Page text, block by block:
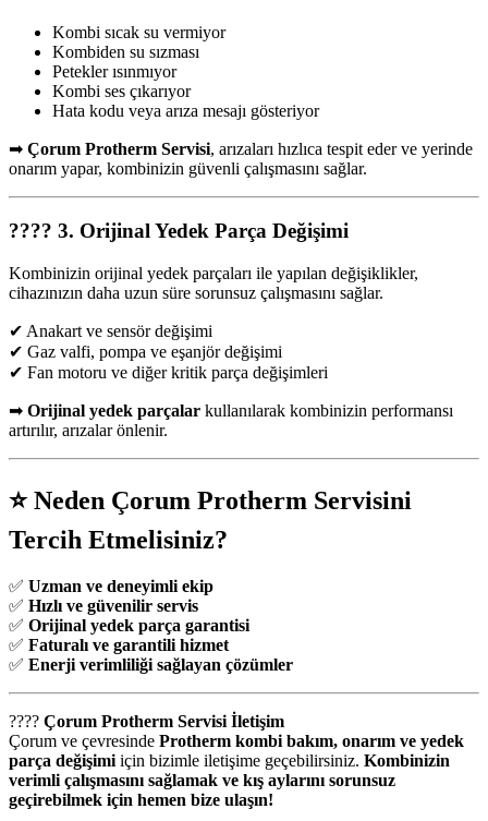
Kombi sıcak su vermiyor
Kombiden su sızması
Petekler ısınmıyor
Kombi ses çıkarıyor
Hata kodu veya arıza mesajı gösteriyor
➡ Çorum Protherm Servisi, arızaları hızlıca tespit eder ve yerinde
onarım yapar, kombinizin güvenli çalışmasını sağlar.
???? 3. Orijinal Yedek Parça Değişimi
Kombinizin orijinal yedek parçaları ile yapılan değişiklikler,
cihazınızın daha uzun süre sorunsuz çalışmasını sağlar.
✔ Anakart ve sensör değişimi
✔ Gaz valfi, pompa ve eşanjör değişimi
✔ Fan motoru ve diğer kritik parça değişimleri
➡ Orijinal yedek parçalar kullanılarak kombinizin performansı
artırılır, arızalar önlenir.
⭐Neden Çorum Protherm Servisini
Tercih Etmelisiniz?
✅ Uzman ve deneyimli ekip
✅ Hızlı ve güvenilir servis
✅ Orijinal yedek parça garantisi
✅ Faturalı ve garantili hizmet
✅ Enerji verimliliği sağlayan çözümler
???? Çorum Protherm Servisi İletişim
Çorum ve çevresinde Protherm kombi bakım, onarım ve yedek
parça değişimi için bizimle iletişime geçebilirsiniz. Kombinizin
verimli çalışmasını sağlamak ve kış aylarını sorunsuz
geçirebilmek için hemen bize ulaşın!